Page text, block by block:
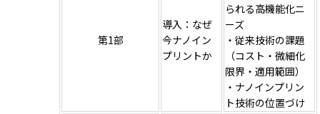
第1部
導入：なぜ
今ナノイン
プリントか
られる高機能化ニ
ーズ
・従来技術の課題
（コスト・微細化
限界・適用範囲）
・ナノインプリン
ト技術の位置づけ